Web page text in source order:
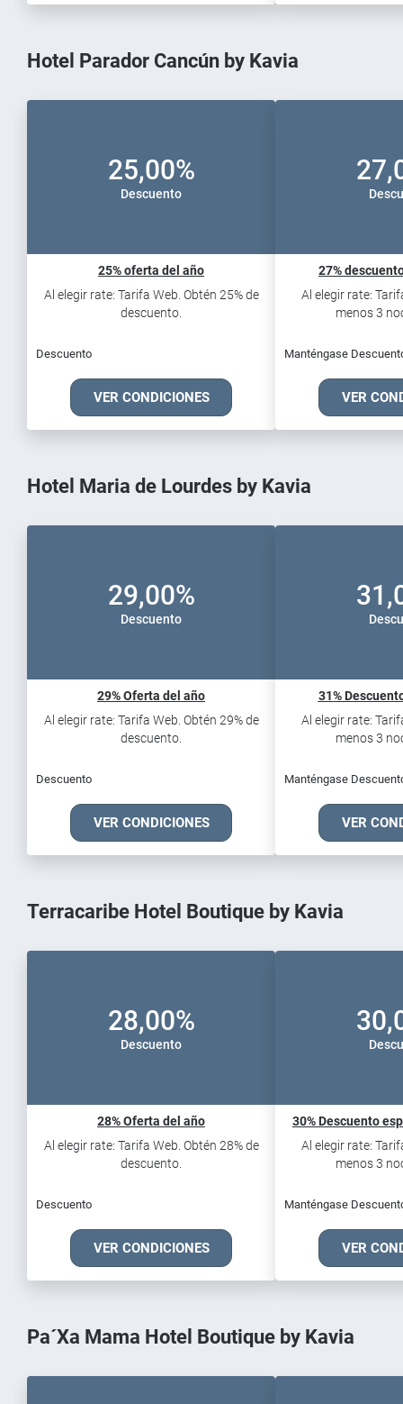
Hotel Parador Cancún by Kavia
25,00%
Descuento
25% oferta del año
Al elegir rate: Tarifa Web. Obtén 25% de
descuento.
Descuento
VER CONDICIONES
27%
Al elegir rate:
menos 3
Manténgase
VER
Hotel Maria de Lourdes by Kavia
29,00%
Descuento
29% Oferta del año
Al elegir rate: Tarifa Web. Obtén 29% de
descuento.
Descuento
VER CONDICIONES
31%
Al elegir rate:
menos 3
Manténgase
VER
Terracaribe Hotel Boutique by Kavia
28,00%
Descuento
28% Oferta del año
Al elegir rate: Tarifa Web. Obtén 28% de
descuento.
Descuento
VER CONDICIONES
30% Descuento
Al elegir rate:
menos 3
Manténgase
VER
Pa´Xa Mama Hotel Boutique by Kavia